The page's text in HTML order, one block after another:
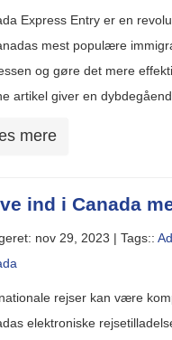
Express Entry er en
mest populære
og gøre det mere
artikel giver en
mere
ind i Canada
nov 29, 2023 | Tags::
rejser kan være
elektroniske